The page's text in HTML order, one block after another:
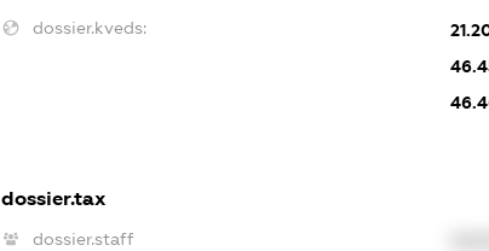
dossier.kveds:
dossier.tax
dossier.staff